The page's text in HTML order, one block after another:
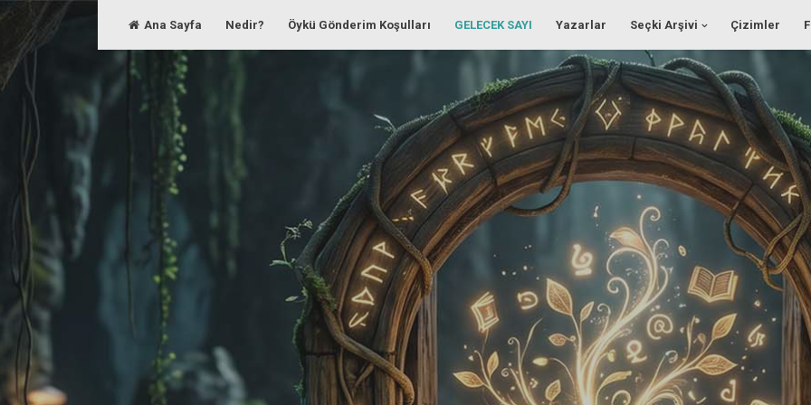
Skip
content
Ana Sayfa Nedir? Öykü Gönderim Koşulları GELECEK SAYI Yazarlar Seçki Arşivi Çizimler